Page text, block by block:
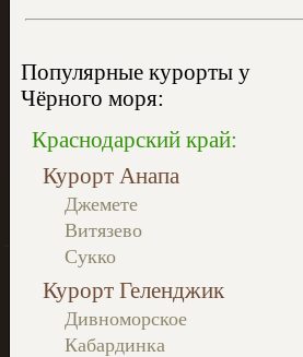
Популярные курорты у
Чёрного моря:
Краснодарский край:
Курорт Анапа
Джемете
Витязево
Сукко
Курорт Геленджик
Дивноморское
Кабардинка